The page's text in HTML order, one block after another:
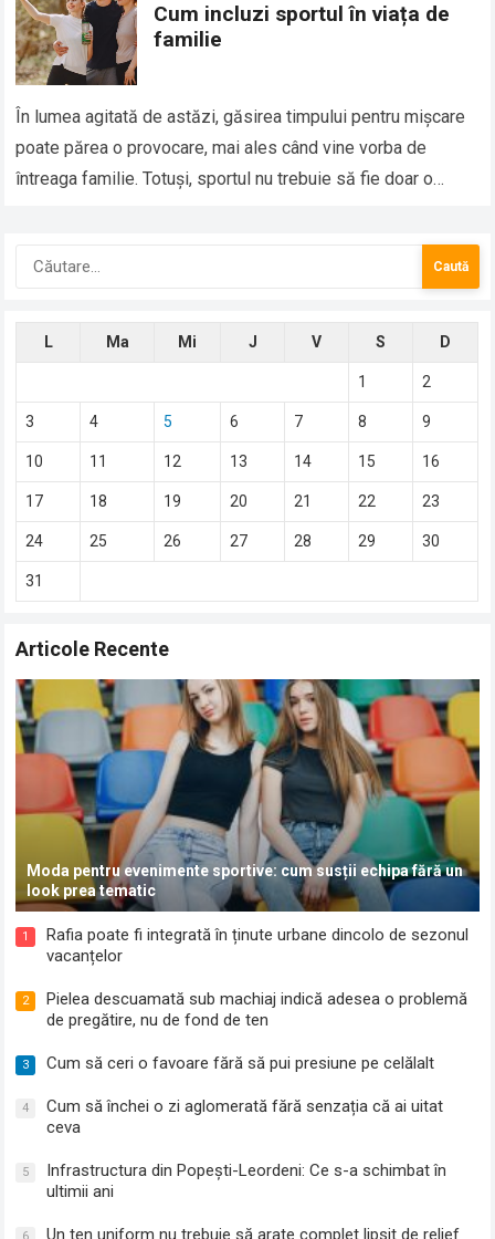
Cum incluzi sportul în viața de
familie
În lumea agitată de astăzi, găsirea timpului pentru mișcare
poate părea o provocare, mai ales când vine vorba de
întreaga familie. Totuși, sportul nu trebuie să fie doar o
Caută
L Ma Mi J V S D
1 2
3 4 5 6 7 8 9
10 11 12 13 14 15 16
17 18 19 20 21 22 23
24 25 26 27 28 29 30
31
Articole Recente
Moda pentru evenimente sportive: cum susții echipa fără un
look prea tematic
1
Rafia poate fi integrată în ținute urbane dincolo de sezonul
vacanțelor
2
Pielea descuamată sub machiaj indică adesea o problemă
de pregătire, nu de fond de ten
3 Cum să ceri o favoare fără să pui presiune pe celălalt
4
Cum să închei o zi aglomerată fără senzația că ai uitat
ceva
5
Infrastructura din Popești-Leordeni: Ce s-a schimbat în
ultimii ani
6 Un ten uniform nu trebuie să arate complet lipsit de relief